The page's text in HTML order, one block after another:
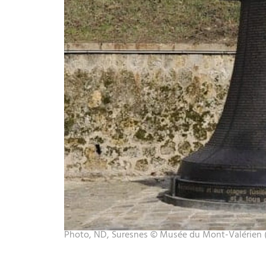
Photo, ND, Suresnes © Musée du Mont-Valérien